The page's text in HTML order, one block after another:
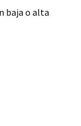
baja o alta